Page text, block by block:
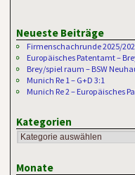
Neueste Beiträge
Firmenschachrunde 2025/
Europäisches Patentamt –
Brey/spiel raum – BSW
Munich Re 1 – G+D 3:1
Munich Re 2 – Europäisches
Kategorien
Monate